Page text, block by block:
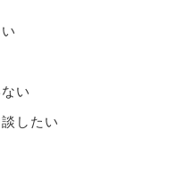
い
したい